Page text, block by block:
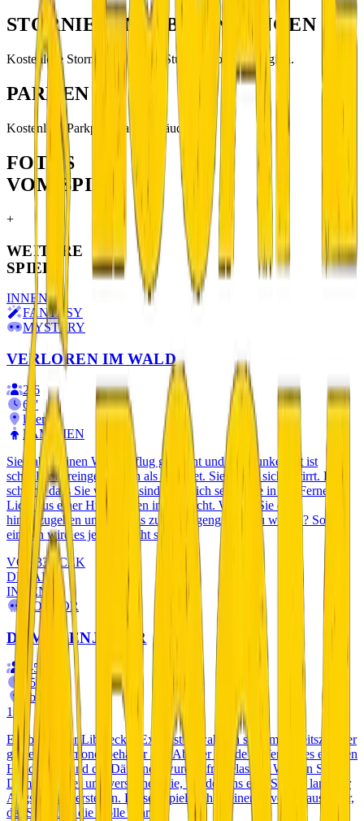
STORNIERUNGSBEDINGUNGEN
Kostenlose Stornierung bis 24 Stunden vor Spielbeginn.
PARKEN
Kostenlose Parkplätze am Gebäude.
FOTOS
VOM SPIEL
+
WEITERE
SPIELE
INNEN
FANTASY
MYSTERY
VERLOREN IM WALD
2 6
60'
liberec
FAMILIEN
Sie haben einen Waldausflug gemacht und die Dunkelheit ist
schneller hereingebrochen als erwartet. Sie haben sich verirrt. Es
scheint, dass Sie verloren sind. Plötzlich sehen Sie in der Ferne ein
Licht aus einer Hütte mitten im Dickicht. Wagen Sie es,
hineinzugehen und dort bis zum Morgengrauen zu warten? So
einfach wird es jedoch nicht sein...
VON 333 CZK
DETAILS
INNEN
HORROR
DÄMONENJÄGER
-5
75'
liberec
15+
Ein bekannter Liberecker Exorzist bewahrt in seinem Arbeitszimmer
geweihte Dämonenbehälter auf. Aber er wurde Opfer seines eigenen
Handwerks und die Dämonen wurden freigelassen. Werden Sie
Dämonenjäger und versuchen Sie, mindestens eine Stunde lang der
Angst zu widerstehen. Dieses Spiel enthält einen Live-Schauspieler,
der Sie durch die Hölle führt...